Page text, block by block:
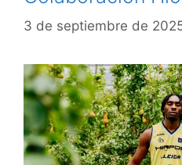
3 de septiembre de